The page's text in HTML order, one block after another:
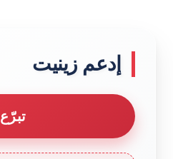
إدعم زينيت
تبرّع